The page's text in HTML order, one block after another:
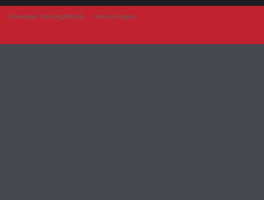
Developer from IngAlb.info Harta e Faqes